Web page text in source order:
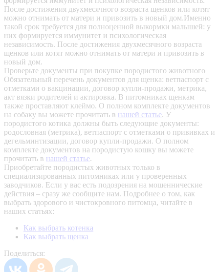
После достижения двухмесячного возраста щенков или котят
можно отнимать от матери и привозить в новый дом.Именно
такой срок требуется для полноценной выкормки малышей: у
них формируется иммунитет и психологическая
независимость. После достижения двухмесячного возраста
щенков или котят можно отнимать от матери и привозить в
новый дом.
Проверьте документы при покупке породистого животного
Обязательный перечень документов для щенка: ветпаспорт с
отметками о вакцинации, договор купли-продажи, метрика,
акт вязки родителей и актировка. В питомниках щенкам
также проставляют клеймо. О полном комплекте документов
на собаку вы можете прочитать в нашей статье. У
породистого котика должны быть следующие документы:
родословная (метрика), ветпаспорт с отметками о прививках и
дегельминтизации, договор купли-продажи. О полном
комплекте документов на породистую кошку вы можете
прочитать в нашей статье.
Приобретайте породистых животных только в
специализированных питомниках или у проверенных
заводчиков. Если у вас есть подозрения на мошеннические
действия – сразу же сообщите нам. Подробнее о том, как
выбрать здорового и чистокровного питомца, читайте в
наших статьях:
Как выбрать котенка
Как выбрать щенка
Поделиться: